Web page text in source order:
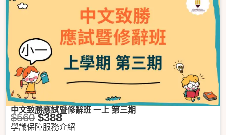
中文致勝應試暨修辭班 一上 第三期
$560 $388
學識保障服務介紹